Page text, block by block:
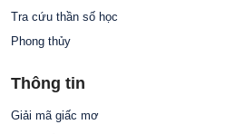
Tra cứu thần số học
Phong thủy
Thông tin
Giải mã giấc mơ